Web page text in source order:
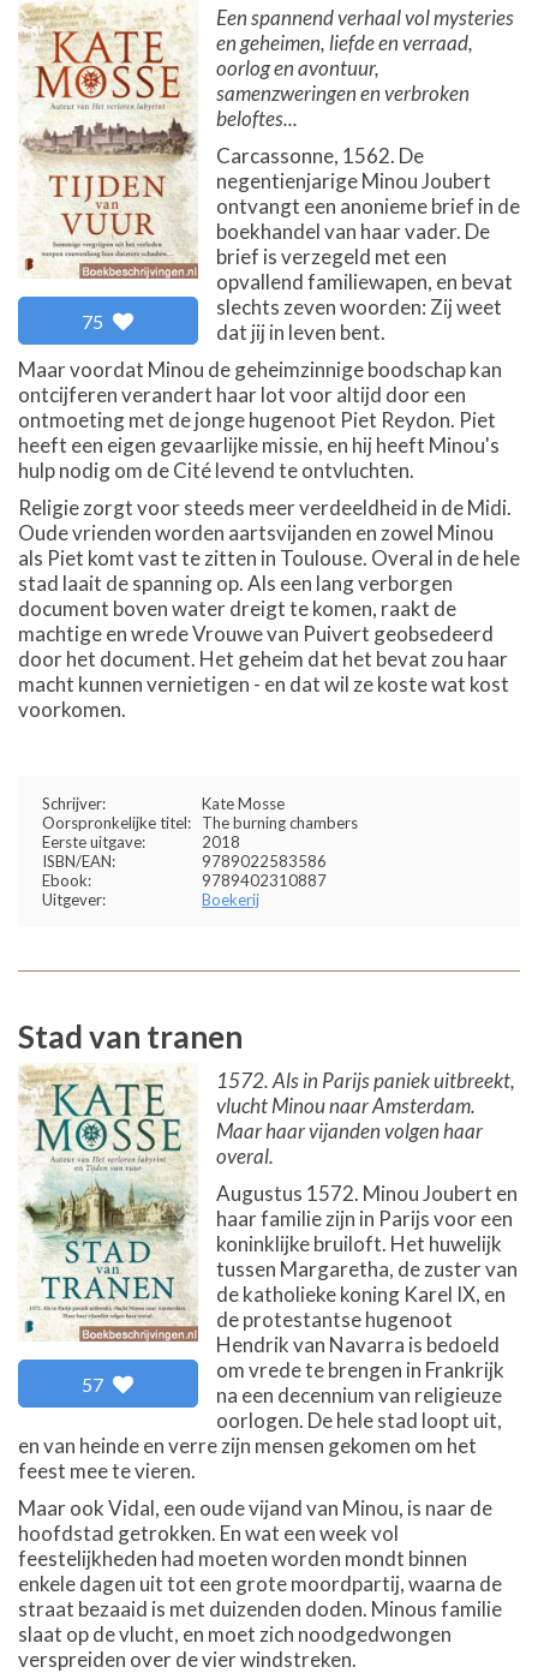
75
Een spannend verhaal vol mysteries
en geheimen, liefde en verraad,
oorlog en avontuur,
samenzweringen en verbroken
beloftes...
Carcassonne, 1562. De
negentienjarige Minou Joubert
ontvangt een anonieme brief in de
boekhandel van haar vader. De
brief is verzegeld met een
opvallend familiewapen, en bevat
slechts zeven woorden: Zij weet
dat jij in leven bent.
Maar voordat Minou de geheimzinnige boodschap kan
ontcijferen verandert haar lot voor altijd door een
ontmoeting met de jonge hugenoot Piet Reydon. Piet
heeft een eigen gevaarlijke missie, en hij heeft Minou's
hulp nodig om de Cité levend te ontvluchten.
Religie zorgt voor steeds meer verdeeldheid in de Midi.
Oude vrienden worden aartsvijanden en zowel Minou
als Piet komt vast te zitten in Toulouse. Overal in de hele
stad laait de spanning op. Als een lang verborgen
document boven water dreigt te komen, raakt de
machtige en wrede Vrouwe van Puivert geobsedeerd
door het document. Het geheim dat het bevat zou haar
macht kunnen vernietigen - en dat wil ze koste wat kost
voorkomen.
Schrijver:
Kate Mosse
Oorspronkelijke titel:
The burning chambers
Eerste uitgave:
2018
ISBN/EAN:
9789022583586
Ebook:
9789402310887
Uitgever:
Boekerij
Stad van tranen
57
1572. Als in Parijs paniek uitbreekt,
vlucht Minou naar Amsterdam.
Maar haar vijanden volgen haar
overal.
Augustus 1572. Minou Joubert en
haar familie zijn in Parijs voor een
koninklijke bruiloft. Het huwelijk
tussen Margaretha, de zuster van
de katholieke koning Karel IX, en
de protestantse hugenoot
Hendrik van Navarra is bedoeld
om vrede te brengen in Frankrijk
na een decennium van religieuze
oorlogen. De hele stad loopt uit,
en van heinde en verre zijn mensen gekomen om het
feest mee te vieren.
Maar ook Vidal, een oude vijand van Minou, is naar de
hoofdstad getrokken. En wat een week vol
feestelijkheden had moeten worden mondt binnen
enkele dagen uit tot een grote moordpartij, waarna de
straat bezaaid is met duizenden doden. Minous familie
slaat op de vlucht, en moet zich noodgedwongen
verspreiden over de vier windstreken.